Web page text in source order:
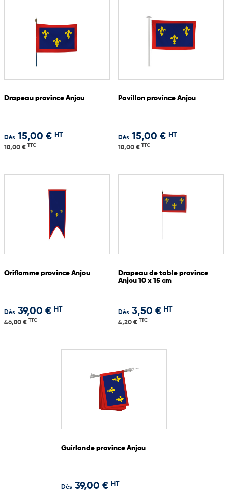
Drapeau province Anjou
Dès 15,00 € HT
18,00 € TTC
Pavillon province Anjou
Dès 15,00 € HT
18,00 € TTC
Oriflamme province Anjou
Dès 39,00 € HT
46,80 € TTC
Drapeau de table province
Anjou 10 x 15 cm
Dès 3,50 € HT
4,20 € TTC
Guirlande province Anjou
Dès 39,00 € HT